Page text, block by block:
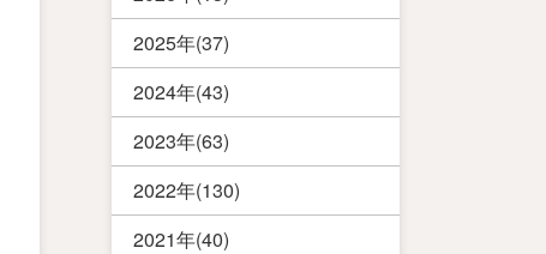
2025年(37)
2024年(43)
2023年(63)
2022年(130)
2021年(40)